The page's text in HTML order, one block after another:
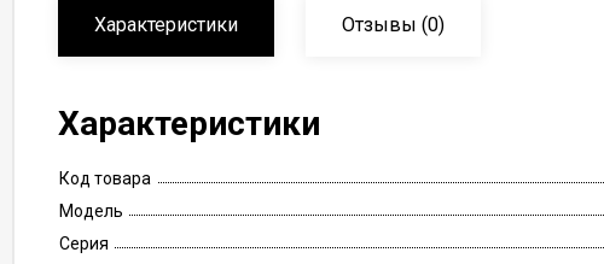
Характеристики Отзывы (0)
Характеристики
Код товара
Модель
Серия